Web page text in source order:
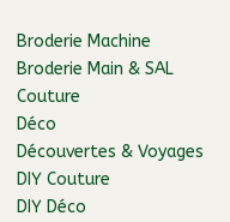
Broderie Machine
Broderie Main & SAL
Couture
Déco
Découvertes & Voyages
DIY Couture
DIY Déco